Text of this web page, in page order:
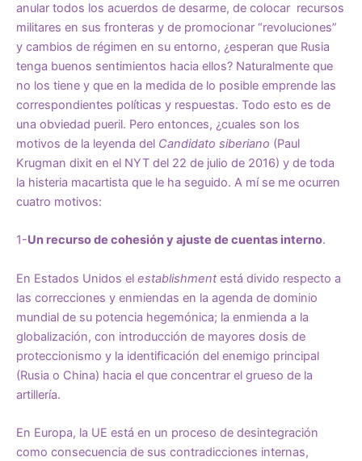
anular todos los acuerdos de desarme, de colocar recursos
militares en sus fronteras y de promocionar “revoluciones”
y cambios de régimen en su entorno, ¿esperan que Rusia
tenga buenos sentimientos hacia ellos? Naturalmente que
no los tiene y que en la medida de lo posible emprende las
correspondientes políticas y respuestas. Todo esto es de
una obviedad pueril. Pero entonces, ¿cuales son los
motivos de la leyenda del Candidato siberiano (Paul
Krugman dixit en el NYT del 22 de julio de 2016) y de toda
la histeria macartista que le ha seguido. A mí se me ocurren
cuatro motivos:
1-Un recurso de cohesión y ajuste de cuentas interno.
En Estados Unidos el establishmentestá divido respecto a
las correcciones y enmiendas en la agenda de dominio
mundial de su potencia hegemónica; la enmienda a la
globalización, con introducción de mayores dosis de
proteccionismo y la identificación del enemigo principal
(Rusia o China) hacia el que concentrar el grueso de la
artillería.
En Europa, la UE está en un proceso de desintegración
como consecuencia de sus contradicciones internas,